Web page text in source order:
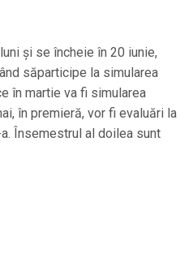
și se încheie în 20 iunie,
săparticipe la simularea
în martie va fi simularea
în premieră, vor fi evaluări la
Însemestrul al doilea sunt